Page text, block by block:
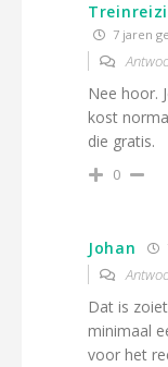
7 jaren
Nee hoor.
kost
die gratis.
0
Johan
Dat is
minimaal
voor het